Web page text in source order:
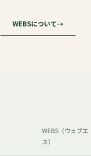
WEBSについて→
WEBS（ウェブエ
ス）